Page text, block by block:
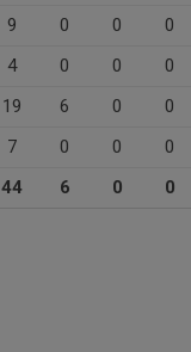
9 0 0 0
4 0 0 0
19 6 0 0
7 0 0 0
44 6 0 0